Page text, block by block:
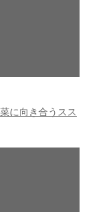
に向き合うスス